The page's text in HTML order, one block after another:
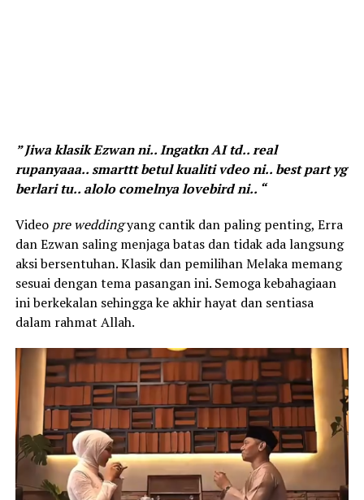
” Jiwa klasik Ezwan ni.. Ingatkn AI td.. real
rupanyaaa.. smarttt betul kualiti vdeo ni.. best part yg
berlari tu.. alolo comelnya lovebird ni.. “
Videopre weddingyang cantik dan paling penting, Erra
dan Ezwan saling menjaga batas dan tidak ada langsung
aksi bersentuhan. Klasik dan pemilihan Melaka memang
sesuai dengan tema pasangan ini. Semoga kebahagiaan
ini berkekalan sehingga ke akhir hayat dan sentiasa
dalam rahmat Allah.